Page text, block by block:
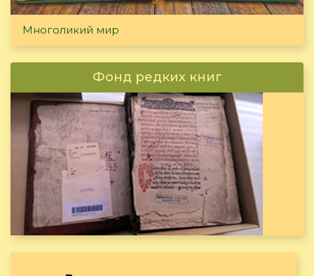
Многоликий мир
Фонд редких книг